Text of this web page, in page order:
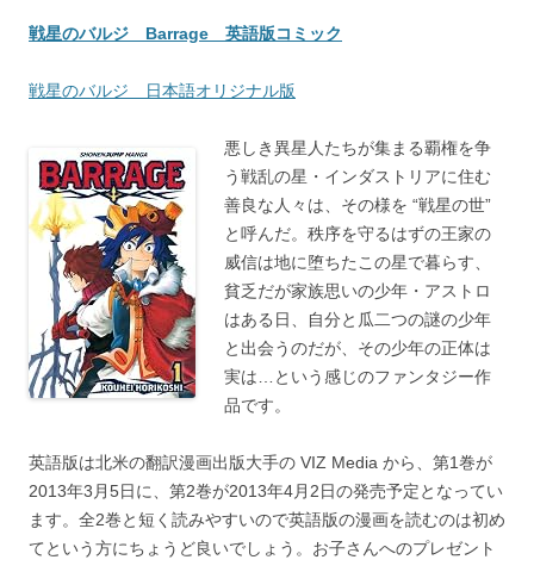
戦星のバルジ Barrage 英語版コミック
戦星のバルジ 日本語オリジナル版
悪しき異星人たちが集まる覇権を争
う戦乱の星・インダストリアに住む
善良な人々は、その様を “戦星の世”
と呼んだ。秩序を守るはずの王家の
威信は地に堕ちたこの星で暮らす、
貧乏だが家族思いの少年・アストロ
はある日、自分と瓜二つの謎の少年
と出会うのだが、その少年の正体は
実は…という感じのファンタジー作
品です。
英語版は北米の翻訳漫画出版大手の VIZ Media から、第1巻が
2013年3月5日に、第2巻が2013年4月2日の発売予定となってい
ます。全2巻と短く読みやすいので英語版の漫画を読むのは初め
てという方にちょうど良いでしょう。お子さんへのプレゼント